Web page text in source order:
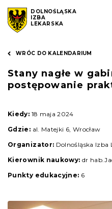
DOLNOŚLĄSKA
IZBA
LEKARSKA
WRÓC DO KALENDARIUM
Stany nagłe w
postępowanie
Kiedy: 18 maja 2024
Gdzie: al. Matejki 6, Wrocław
Organizator: Dolnośląska Izba
Kierownik naukowy: dr
Punkty edukacyjne: 6